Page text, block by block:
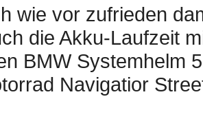
wie vor zufrieden
die Akku-Laufzeit
BMW Systemhelm
Navigatior